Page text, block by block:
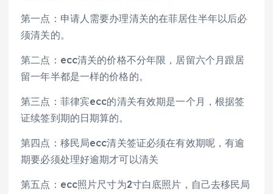
第一点：申请人需要办理清关的在菲居住半年以后必
须清关的。
第二点：ecc清关的价格不分年限，居留六个月跟居
留一年半都是一样的价格的。
第三点：菲律宾ecc的清关有效期是一个月，根据签
证续签到期的日期算的。
第四点：移民局ecc清关签证必须在有效期呢，有逾
期要必须处理好逾期才可以清关
第五点：ecc照片尺寸为2寸白底照片，自己去移民局